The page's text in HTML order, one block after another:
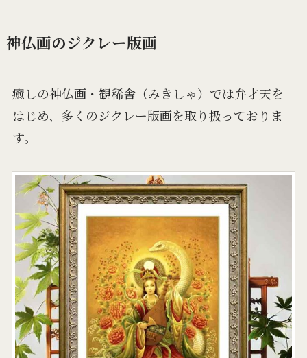
神仏画のジクレー版画
癒しの神仏画・観稀舎（みきしゃ）では弁才天を
はじめ、多くのジクレー版画を取り扱っておりま
す。